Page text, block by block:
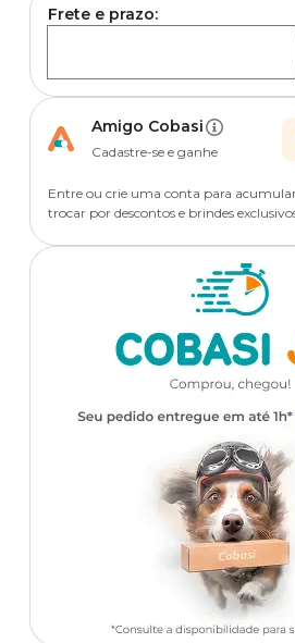
Frete e prazo:
Amigo Cobasi
Cadastre-se e ganhe
Entre ou crie uma conta para
trocar por descontos e brindes